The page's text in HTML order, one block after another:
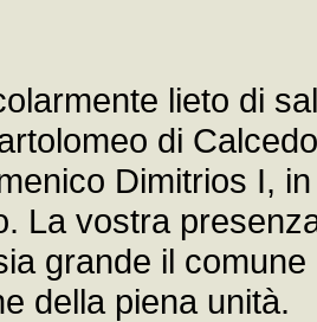
lieto di
di
Dimitrios I,
La vostra
grande il
della piena unità.